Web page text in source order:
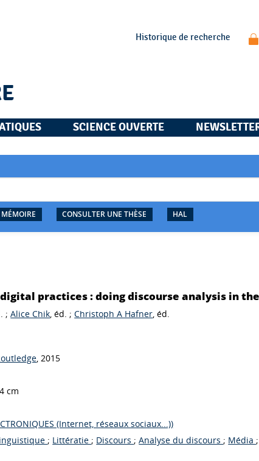
Historique de recherche
SCIENCE OUVERTE
CONSULTER UNE THÈSE HAL
practices : doing discourse analysis in
, éd. ;Alice Chik , éd. ;Christoph A Hafner , éd.
, 2015
cm
(Internet, réseaux sociaux...))
; Littératie ; Discours ; Analyse du discours ; Média ;